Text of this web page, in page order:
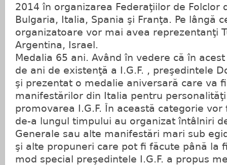
2014 în organizarea Federaţiilor de Folclor
Bulgaria, Italia, Spania şi Franţa. Pe lângă
organizatoare vor mai avea reprezentanţi
Argentina, Israel.
Medalia 65 ani. Având în vedere că în
de ani de existenţă a I.G.F. , preşedintele
şi prezentat o medalie aniversară care va
manifestărilor din Italia pentru
promovarea I.G.F. În această categorie
de-a lungul timpului au organizat întâlniri
Generale sau alte manifestări mari sub
şi alte propuneri care pot fi făcute până la
mod special preşedintele I.G.F. a propus